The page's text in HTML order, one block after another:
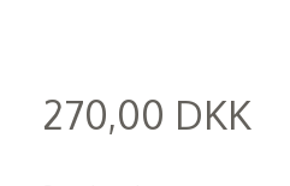
270,00 DKK